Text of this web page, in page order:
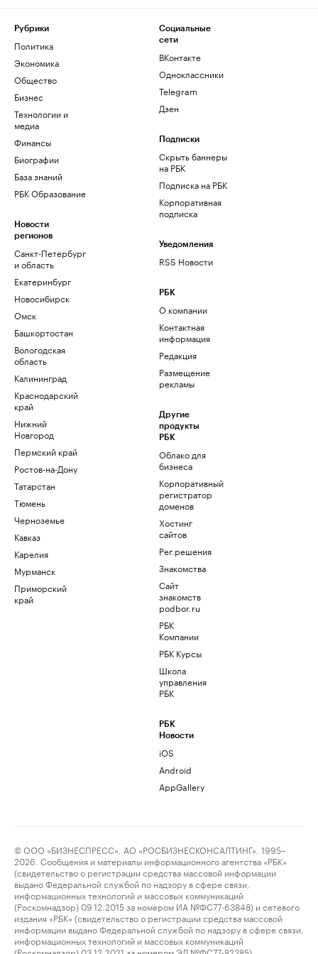
Рубрики
Политика
Экономика
Общество
Бизнес
Технологии и
медиа
Финансы
Биографии
База знаний
РБК Образование
Новости
регионов
Санкт-Петербург
и область
Екатеринбург
Новосибирск
Омск
Башкортостан
Вологодская
область
Калининград
Краснодарский
край
Нижний
Новгород
Пермский край
Ростов-на-Дону
Татарстан
Тюмень
Черноземье
Кавказ
Карелия
Мурманск
Приморский
край
Социальные
сети
ВКонтакте
Одноклассники
Telegram
Дзен
Подписки
Скрыть баннеры
на РБК
Подписка на РБК
Корпоративная
подписка
Уведомления
RSS Новости
РБК
О компании
Контактная
информация
Редакция
Размещение
рекламы
Другие
продукты
РБК
Облако для
бизнеса
Корпоративный
регистратор
доменов
Хостинг
сайтов
Рег.решения
Знакомства
Сайт
знакомств
podbor.ru
РБК
Компании
РБК Курсы
Школа
управления
РБК
РБК
Новости
iOS
Android
AppGallery
© ООО «БИЗНЕСПРЕСС», АО «РОСБИЗНЕСКОНСАЛТИНГ», 1995–
2026. Сообщения и материалы информационного агентства «РБК»
(свидетельство о регистрации средства массовой информации
выдано Федеральной службой по надзору в сфере связи,
информационных технологий и массовых коммуникаций
(Роскомнадзор) 09.12.2015 за номером ИА №ФС77-63848) и сетевого
издания «РБК» (свидетельство о регистрации средства массовой
информации выдано Федеральной службой по надзору в сфере связи,
информационных технологий и массовых коммуникаций